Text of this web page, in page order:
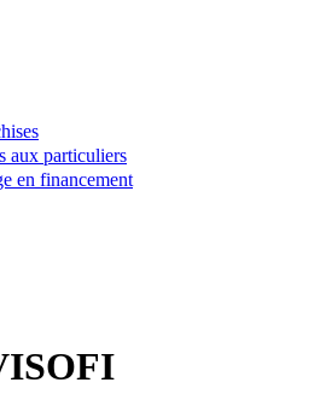
aux particuliers
en financement